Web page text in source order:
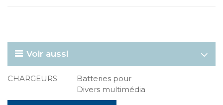
Voir aussi
CHARGEURS
Batteries pour
Divers multimédia